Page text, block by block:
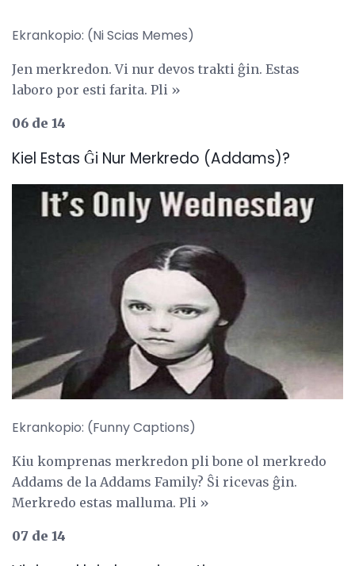
Ekrankopio: (Ni Scias Memes)
Jen merkredon. Vi nur devos trakti ĝin. Estas
laboro por esti farita. Pli »
06 de 14
Kiel Estas Ĝi Nur Merkredo (Addams)?
Ekrankopio: (Funny Captions)
Kiu komprenas merkredon pli bone ol merkredo
Addams de la Addams Family? Ŝi ricevas ĝin.
Merkredo estas malluma. Pli »
07 de 14